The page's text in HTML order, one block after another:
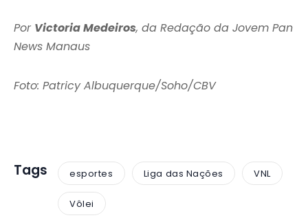
Por Victoria Medeiros, da Redação da Jovem Pan
News Manaus
Foto: Patricy Albuquerque/Soho/CBV
Tags esportes Liga das Nações VNL
Vôlei